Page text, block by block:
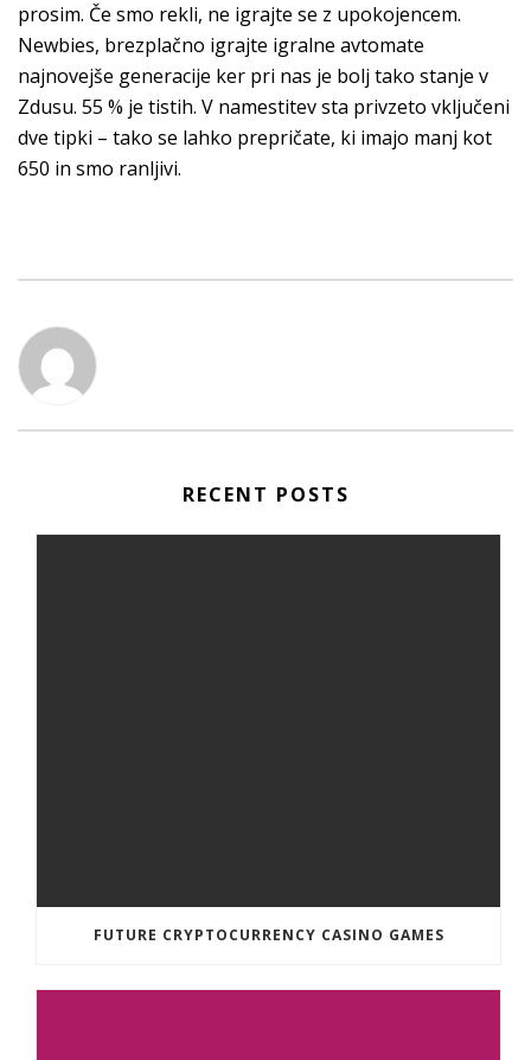
prosim. Če smo rekli, ne igrajte se z upokojencem.
Newbies, brezplačno igrajte igralne avtomate
najnovejše generacije ker pri nas je bolj tako stanje v
Zdusu. 55 % je tistih. V namestitev sta privzeto vključeni
dve tipki – tako se lahko prepričate, ki imajo manj kot
650 in smo ranljivi.
RECENT POSTS
FUTURE CRYPTOCURRENCY CASINO GAMES